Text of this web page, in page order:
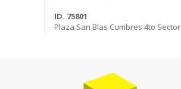
ID. 75801
Plaza San Blas Cumbres 4to Sector